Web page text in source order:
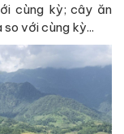
cùng kỳ; cây ăn
với cùng kỳ...